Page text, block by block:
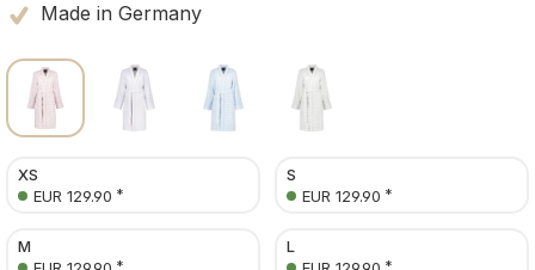
Made in Germany
XS
EUR 129.90 *
S
EUR 129.90 *
M
*
L
*